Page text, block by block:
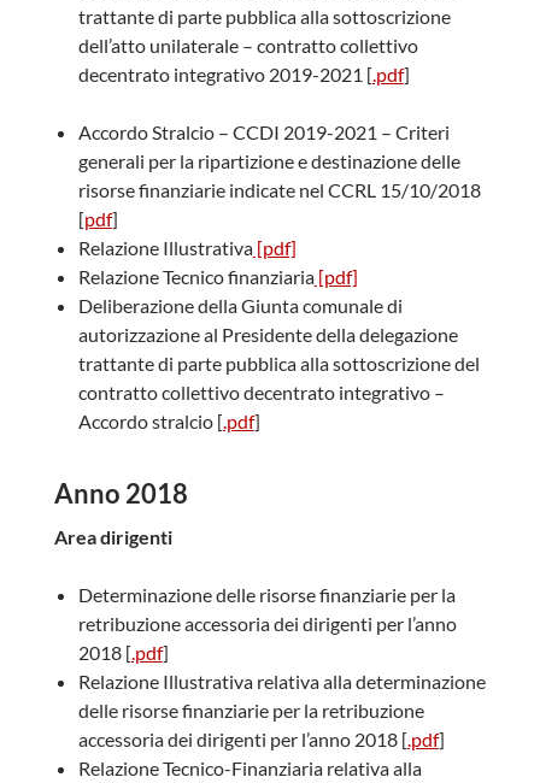
trattante di parte pubblica alla sottoscrizione
dell’atto unilaterale – contratto collettivo
decentrato integrativo 2019-2021 [.pdf]
Accordo Stralcio – CCDI 2019-2021 – Criteri
generali per la ripartizione e destinazione delle
risorse finanziarie indicate nel CCRL 15/10/2018
[pdf]
Relazione Illustrativa[pdf]
Relazione Tecnico finanziaria[pdf]
Deliberazione della Giunta comunale di
autorizzazione al Presidente della delegazione
trattante di parte pubblica alla sottoscrizione del
contratto collettivo decentrato integrativo –
Accordo stralcio [.pdf]
Anno 2018
Area dirigenti
Determinazione delle risorse finanziarie per la
retribuzione accessoria dei dirigenti per l’anno
2018 [.pdf]
Relazione Illustrativa relativa alla determinazione
delle risorse finanziarie per la retribuzione
accessoria dei dirigenti per l’anno 2018 [.pdf]
Relazione Tecnico-Finanziaria relativa alla